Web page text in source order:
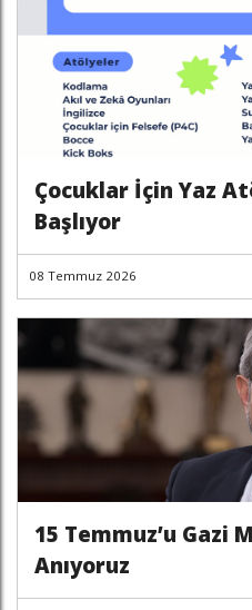
Çocuklar İçin Yaz
Başlıyor
08 Temmuz 2026
15 Temmuz’u Gazi
Anıyoruz